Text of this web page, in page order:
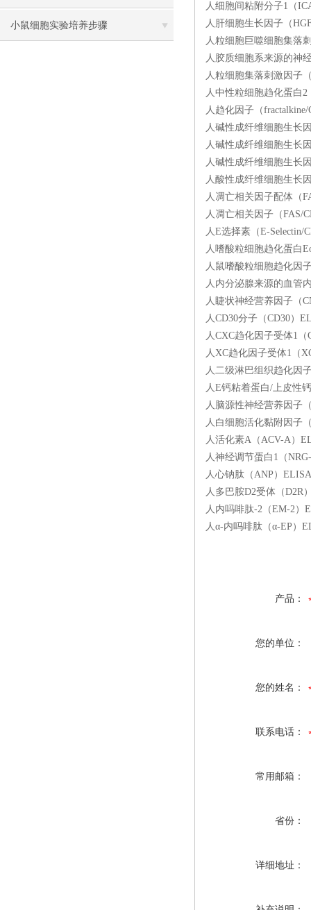
方法
小鼠细胞实验培养步骤
人细胞间粘附分子1（
人肝细胞生长因子（
人粒细胞巨噬细胞集落
人胶质细胞系来源的神
人粒细胞集落刺激因子
人中性粒细胞趋化蛋白
人趋化因子（
人碱性成纤维细胞生长
人碱性成纤维细胞生长
人碱性成纤维细胞生长
人酸性成纤维细胞生长
人凋亡相关因子配体（
人凋亡相关因子（FAS/
人E选择素（E-
人嗜酸粒细胞趋化蛋白
人鼠嗜酸粒细胞趋化因
人内分泌腺来源的血管
人睫状神经营养因子（
人CD30分子（CD30）
人CXC趋化因子受体1
人XC趋化因子受体1（
人二级淋巴组织趋化因
人E钙粘着蛋白/上皮性
人脑源性神经营养因子
人白细胞活化黏附因子
人活化素A（ACV-A）
人神经调节蛋白1（
人心钠肽（ANP）
人多巴胺D2受体（D2R
人内吗啡肽-2（EM-2）
人α-内吗啡肽（α-EP）
产品：
您的单位：
您的姓名：
联系电话：
常用邮箱：
省份：
详细地址：